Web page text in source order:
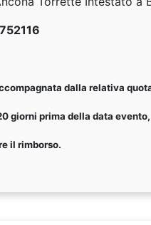
dalla relativa
giorni prima della data
il rimborso.